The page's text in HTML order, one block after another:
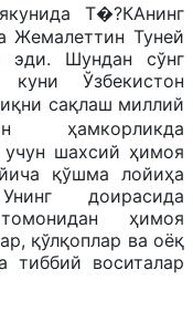
Т�?КАнинг
Жемалеттин Туней
эди. Шундан сўнг
Ўзбекистон
сақлаш миллий
ҳамкорликда
шахсий ҳимоя
қўшма лойиҳа
доирасида
ҳимоя
қўлқоплар ва оёқ
тиббий воситалар